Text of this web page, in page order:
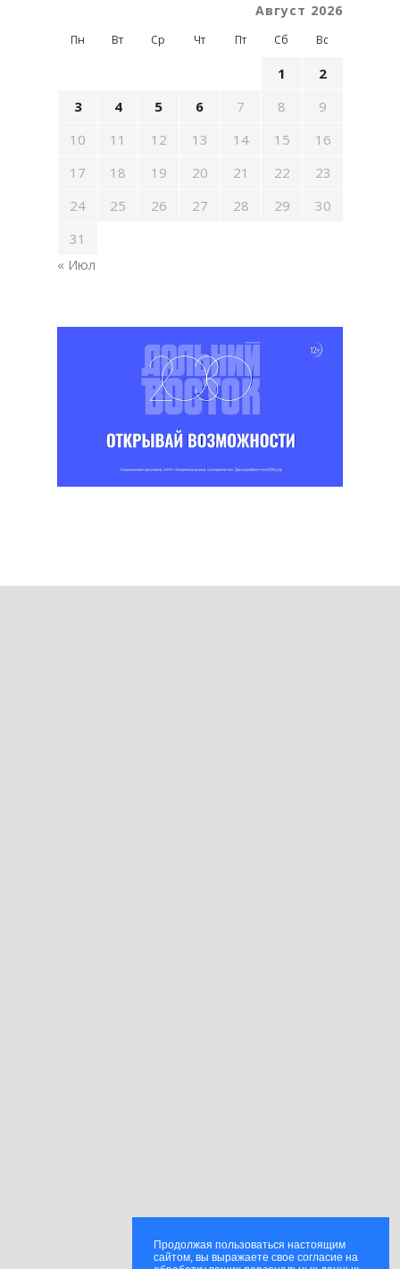
Продолжая пользоваться настоящим
сайтом, вы выражаете свое согласие на
Август 2026
Пн Вт Ср Чт Пт Сб Вс
1
2
3
4 5 6 7 8
9
10
11 12 13 14 15
16
17
18 19 20 21 22
23
24
25 26 27 28 29
30
31
« Июл